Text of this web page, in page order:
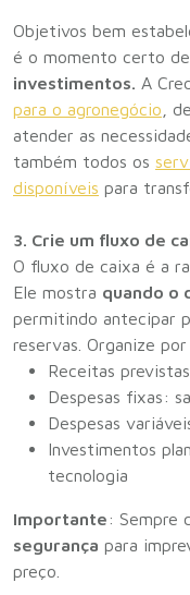
Objetivos bem
é o momento certo de
investimentos. A
para o agronegócio ,
atender as
também todos os
disponíveis para
3. Crie um fluxo de
O fluxo de caixa é a
Ele mostra quando o
permitindo antecipar
reservas. Organize
Receitas
Despesas fixas:
Despesas
Investimentos
tecnologia
Importante: Sempre
segurança para
preço.